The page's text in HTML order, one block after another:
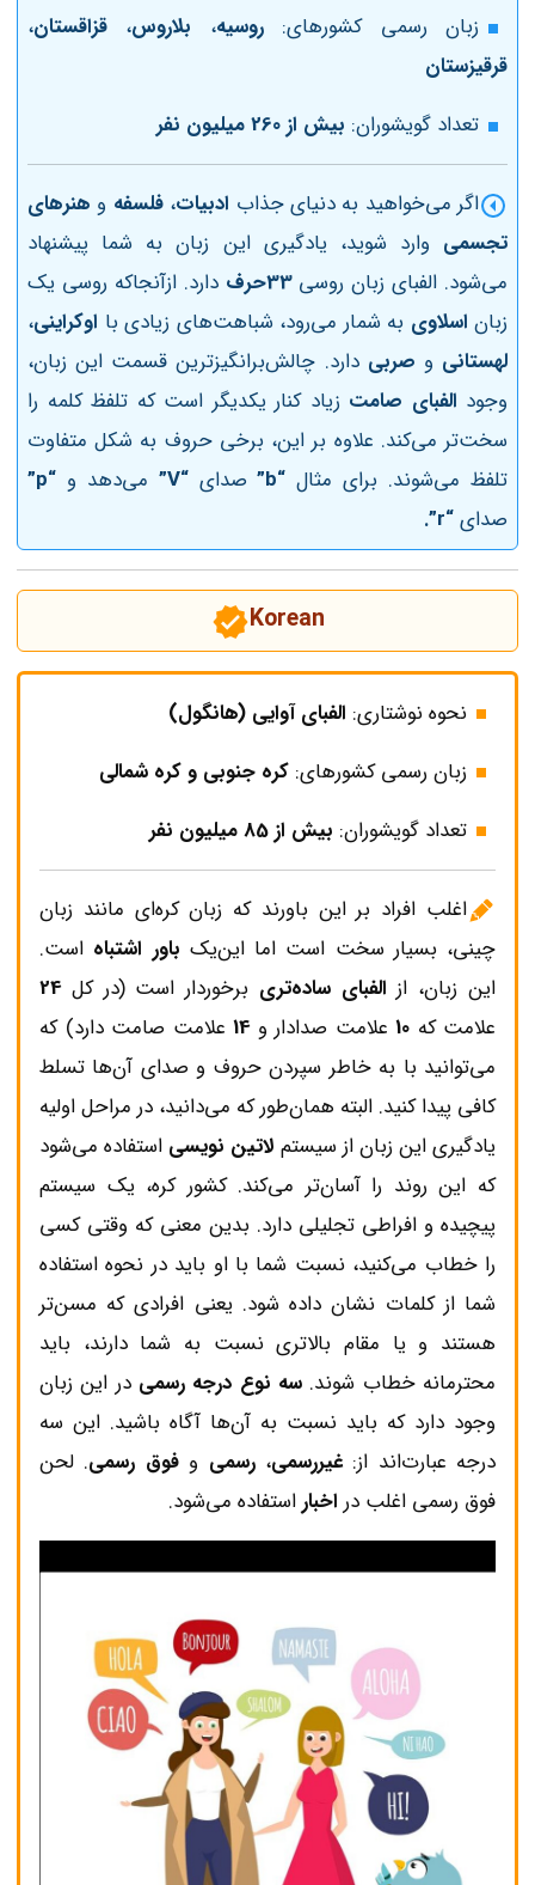
زبان رسمی کشورهای:روسیه، بلاروس، قزاقستان،
قرقیزستان
تعداد گویشوران: بیش از 260 میلیون نفر
اگر می‌خواهید به دنیای جذاب ادبیات،فلسفه و هنرهای
تجسمی وارد شوید، یادگیری این زبان به شما پیشنهاد
می‌شود. الفبای زبان روسی33حرف
دارد. ازآنجاکه روسی یک‌
زبان اسلاوی به شمار می‌رود، شباهت‌های زیادی با اوکراینی،
لهستانی و صربی دارد. چالش‌برانگیزترین قسمت این زبان،
وجود الفبای صامت زیاد کنار یکدیگر است که تلفظ کلمه را
سخت‌تر می‌کند. علاوه بر این، برخی حروف به شکل متفاوت
تلفظ می‌شوند. برای مثال “b” صدای“V” می‌دهد و “p”
صدای“r”.
Korean
نحوه نوشتاری: الفبای آوایی (هانگول)
زبان رسمی کشورهای: کره جنوبی و کره شمالی
تعداد گویشوران: بیش از 85 میلیون نفر
اغلب افراد بر این باورند که زبان کره‌ای مانند زبان
چینی، بسیار سخت است اما این‌یک باور اشتباه است.
این زبان، از الفبای ساده‌تری برخوردار است (در کل24
علامت که 10 علامت صدادار و14 علامت صامت دارد) که
می‌توانید با به خاطر سپردن حروف و صدای آن‌ها تسلط
کافی پیدا کنید. البته همان‌طور که می‌دانید، در مراحل اولیه
یادگیری این زبان از سیستم لاتین نویسی استفاده می‌شود
که این روند را آسان‌تر می‌کند. کشور کره، یک سیستم
پیچیده و افراطی تجلیلی دارد. بدین معنی که وقتی کسی
را خطاب می‌کنید، نسبت شما با او باید در نحوه‌ استفاده
شما از کلمات نشان داده شود. یعنی افرادی که مسن‌تر
هستند و یا مقام بالاتری نسبت به شما دارند، باید
محترمانه خطاب شوند. سه نوع درجه رسمی در این زبان
وجود دارد که باید نسبت به آن‌ها آگاه باشید. این سه
درجه عبارت‌اند از:غیررسمی،رسمی وفوق رسمی. لحن
فوق رسمی اغلب در اخباراستفاده می‌شود.